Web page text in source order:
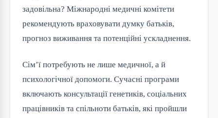
задовільна? Міжнародні медичні комітети
рекомендують враховувати думку батьків,
прогноз виживання та потенційні ускладнення.
Сім’ї потребують не лише медичної, а й
психологічної допомоги. Сучасні програми
включають консультації генетиків, соціальних
працівників та спільноти батьків, які пройшли